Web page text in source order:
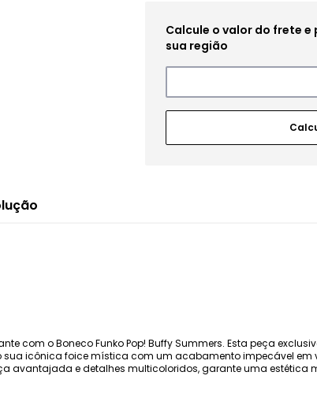
com o Boneco Funko Pop! Buffy Summers. Esta peça
icônica foice mística com um acabamento impecável em
avantajada e detalhes multicoloridos, garante uma estética